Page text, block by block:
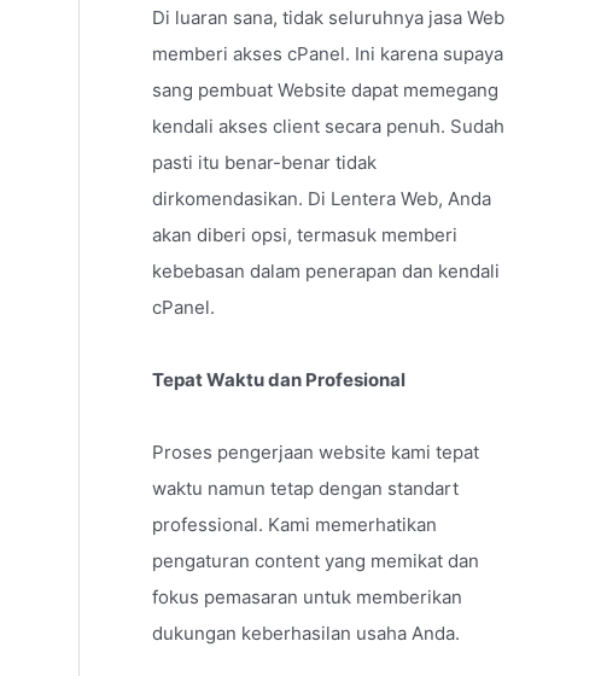
Di luaran sana, tidak seluruhnya jasa Web
memberi akses cPanel. Ini karena supaya
sang pembuat Website dapat memegang
kendali akses client secara penuh. Sudah
pasti itu benar-benar tidak
dirkomendasikan. Di Lentera Web, Anda
akan diberi opsi, termasuk memberi
kebebasan dalam penerapan dan kendali
cPanel.
Tepat Waktu dan Profesional
Proses pengerjaan website kami tepat
waktu namun tetap dengan standart
professional. Kami memerhatikan
pengaturan content yang memikat dan
fokus pemasaran untuk memberikan
dukungan keberhasilan usaha Anda.